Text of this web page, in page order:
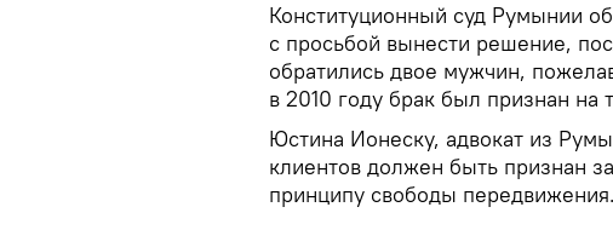
Конституционный суд Румынии
с просьбой вынести решение,
обратились двое мужчин,
в 2010 году брак был признан на
Юстина Ионеску, адвокат из
клиентов должен быть признан
принципу свободы передвижения.